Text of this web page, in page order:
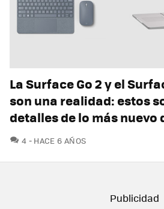
La Surface Go 2 y el
son una realidad: estos
detalles de lo más
4 COMENTARIOS
HACE 6 AÑOS